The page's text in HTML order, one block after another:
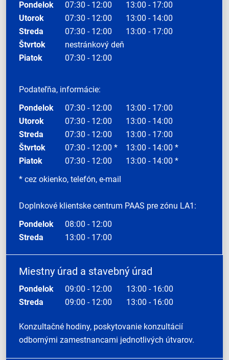
Pondelok 07:30 - 12:00
13:00 - 17:00
Utorok
07:30 - 12:00
13:00 - 14:00
Streda
07:30 - 12:00
13:00 - 17:00
Štvrtok
nestránkový deň
Piatok
07:30 - 12:00
Podateľňa, informácie:
Pondelok
07:30 - 12:00
13:00 - 17:00
Utorok
07:30 - 12:00
13:00 - 14:00
Streda
07:30 - 12:00
13:00 - 17:00
Štvrtok
07:30 - 12:00 *
13:00 - 14:00 *
Piatok
07:30 - 12:00
13:00 - 14:00 *
* cez okienko, telefón, e-mail
Doplnkové klientske centrum PAAS pre zónu LA1:
Pondelok
08:00 - 12:00
Streda
13:00 - 17:00
Miestny úrad a stavebný úrad
Pondelok 09:00 - 12:00
13:00 - 16:00
Streda
09:00 - 12:00 13:00 - 16:00
Konzultačné hodiny, poskytovanie konzultácií
odbornými zamestnancami jednotlivých útvarov.